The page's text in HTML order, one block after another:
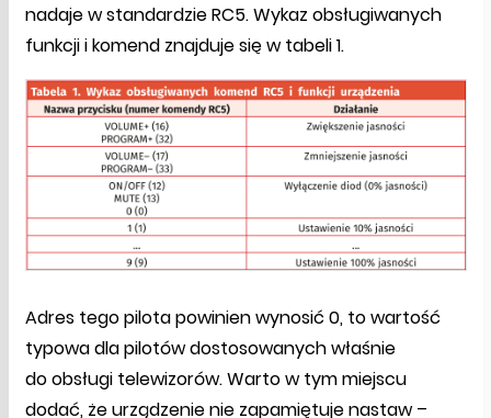
nadaje w standardzie RC5. Wykaz obsługiwanych
funkcji i komend znajduje się w tabeli 1.
Adres tego pilota powinien wynosić 0, to wartość
typowa dla pilotów dostosowanych właśnie
do obsługi telewizorów. Warto w tym miejscu
dodać, że urządzenie nie zapamiętuje nastaw –